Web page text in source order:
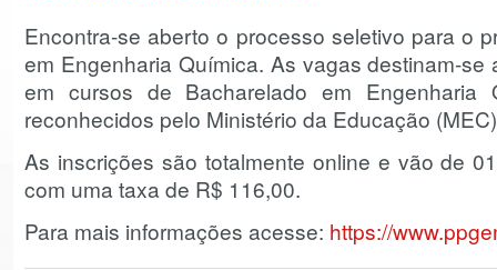
Encontra-se aberto o processo seletivo para o
em Engenharia Química. As vagas destinam-
em cursos de Bacharelado em Engenharia
reconhecidos pelo Ministério da Educação
As inscrições são totalmente online e vão de
com uma taxa de R$ 116,00.
Para mais informações acesse: https://